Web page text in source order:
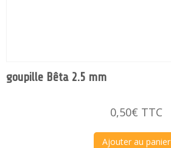
goupille Bêta 2.5 mm
0,50€ TTC
Ajouter au panier